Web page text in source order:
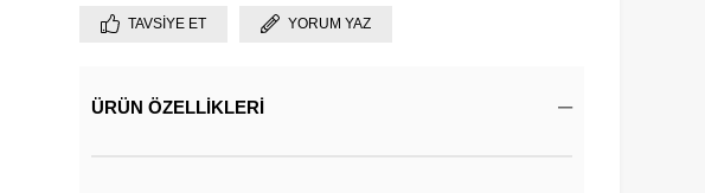
TAVSIYE ET YORUM YAZ
ÜRÜN ÖZELLIKLERI